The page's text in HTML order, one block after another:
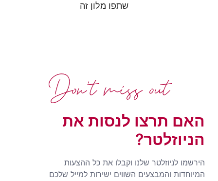
שתפו מלון זה
האם תרצו לנסות את
הניוזלטר?
הירשמו לניוזלטר שלנו וקבלו את כל ההצעות
המיוחדות והמבצעים השווים ישירות למייל שלכם
Don't miss out